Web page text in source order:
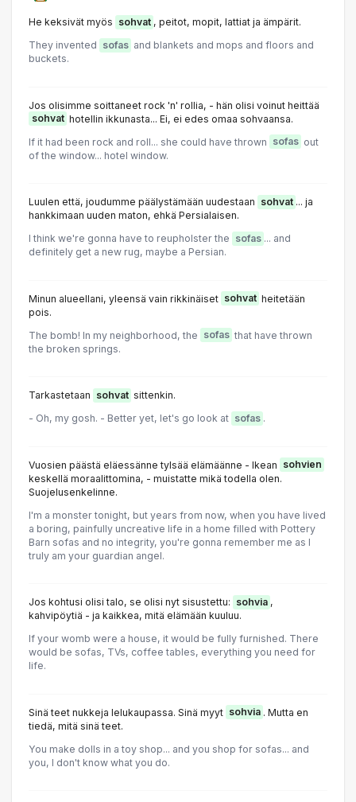
He keksivät myös sohvat , peitot, mopit, lattiat ja ämpärit.
They invented sofas and blankets and mops and floors and
buckets.
Jos olisimme soittaneet rock 'n' rollia, - hän olisi voinut heittää
sohvat hotellin ikkunasta... Ei, ei edes omaa sohvaansa.
If it had been rock and roll... she could have thrown sofas out
of the window... hotel window.
Luulen että, joudumme päälystämään uudestaan sohvat ... ja
hankkimaan uuden maton, ehkä Persialaisen.
I think we're gonna have to reupholster the sofas ... and
definitely get a new rug, maybe a Persian.
Minun alueellani, yleensä vain rikkinäiset sohvat heitetään
pois.
The bomb! In my neighborhood, the sofas that have thrown
the broken springs.
Tarkastetaan sohvat sittenkin.
- Oh, my gosh. - Better yet, let's go look at sofas .
Vuosien päästä eläessänne tylsää elämäänne - Ikean sohvien
keskellä moraalittomina, - muistatte mikä todella olen.
Suojelusenkelinne.
I'm a monster tonight, but years from now, when you have lived
a boring, painfully uncreative life in a home filled with Pottery
Barn sofas and no integrity, you're gonna remember me as I
truly am your guardian angel.
Jos kohtusi olisi talo, se olisi nyt sisustettu: sohvia ,
kahvipöytiä - ja kaikkea, mitä elämään kuuluu.
If your womb were a house, it would be fully furnished. There
would be sofas, TVs, coffee tables, everything you need for
life.
Sinä teet nukkeja lelukaupassa. Sinä myyt sohvia . Mutta en
tiedä, mitä sinä teet.
You make dolls in a toy shop... and you shop for sofas... and
you, I don't know what you do.